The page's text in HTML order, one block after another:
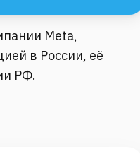
Meta,
в России, её
РФ.